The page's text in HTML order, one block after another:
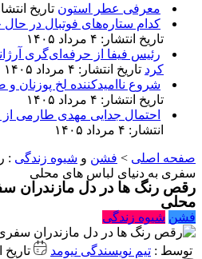
معرفی عطر استون تاریخ انتشار: ۴ مرداد
کدام ستاره‌های فوتبال در
تاریخ انتشار: ۴ مرداد ۱۴۰۵
رئیس فیفا از حرفه‌ای‌گری
کرد تاریخ انتشار: ۴ مرداد ۱۴۰۵
شروع ناامیدکننده لخ پوزنان
تاریخ انتشار: ۴ مرداد ۱۴۰۵
احتمال جدایی مهدی طارمی
انتشار: ۴ مرداد ۱۴۰۵
صفحه اصلی > فشن و شیوه زندگی :
سفری به دنیای لباس های محلی
رقص رنگ ها در دل مازندران
محلی
فشن شیوه زندگی
توسط : تیم نویسندگی نیومد
تاریخ